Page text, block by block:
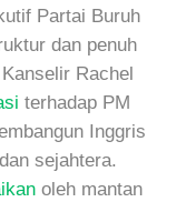
Partai Buruh
dan penuh
Rachel
terhadap PM
Inggris
sejahtera.
oleh mantan